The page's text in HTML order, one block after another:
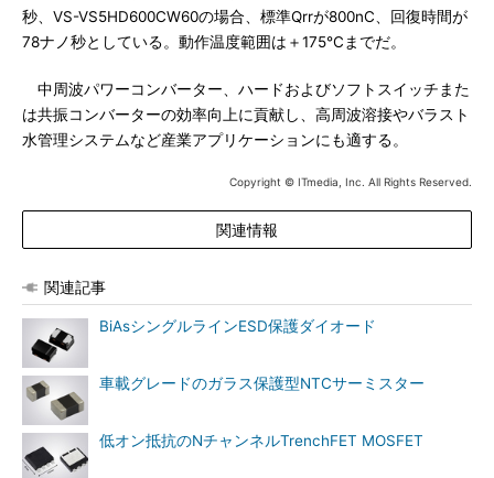
秒、VS-VS5HD600CW60の場合、標準Qrrが800nC、回復時間が
78ナノ秒としている。動作温度範囲は＋175℃までだ。
中周波パワーコンバーター、ハードおよびソフトスイッチまた
は共振コンバーターの効率向上に貢献し、高周波溶接やバラスト
水管理システムなど産業アプリケーションにも適する。
Copyright © ITmedia, Inc. All Rights Reserved.
関連情報
関連記事
BiAsシングルラインESD保護ダイオード
車載グレードのガラス保護型NTCサーミスター
低オン抵抗のNチャンネルTrenchFET MOSFET